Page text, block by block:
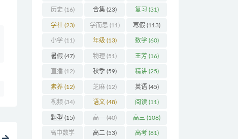
历史 (16) 合集(23) 复习 (31)
学社(23) 学而思 (11) 寒假 (113)
小学(11) 年级 (13) 数学(60)
暑假 (47) 物理 (51) 王芳(16)
直播(12) 秋季(59) 精讲(25)
素养(12) 芝麻(12) 英语(45)
视频 (34) 语文(48) 阅读(11)
题型 (15) 高一(40) 高三 (108)
高中数学 高二 (53) 高考(81)